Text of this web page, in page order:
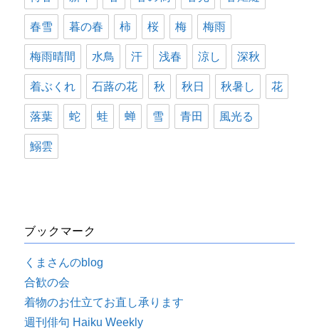
春雪 暮の春 柿 桜 梅 梅雨
梅雨晴間 水鳥 汗 浅春 涼し 深秋
着ぶくれ 石蕗の花 秋 秋日 秋暑し 花
落葉 蛇 蛙 蝉 雪 青田 風光る
鰯雲
ブックマーク
くまさんのblog
合歓の会
着物のお仕立てお直し承ります
週刊俳句 Haiku Weekly